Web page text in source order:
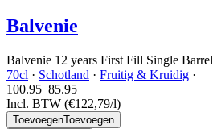
Balvenie
Balvenie 12 years First Fill Single Barrel
70cl · Schotland · Fruitig & Kruidig ·
100.95 85.95
Incl. BTW (€122,79/l)
ToevoegenToevoegen